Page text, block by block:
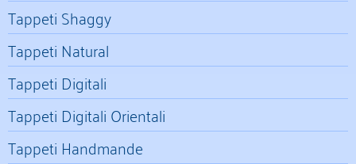
Tappeti Shaggy
Tappeti Natural
Tappeti Digitali
Tappeti Digitali Orientali
Tappeti Handmande